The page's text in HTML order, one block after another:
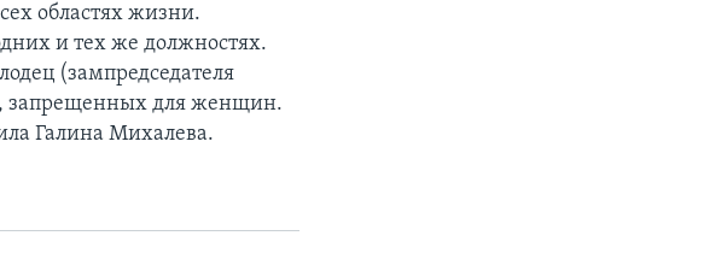
областях жизни.
и тех же должностях.
(зампредседателя
запрещенных для женщин.
Галина Михалева.